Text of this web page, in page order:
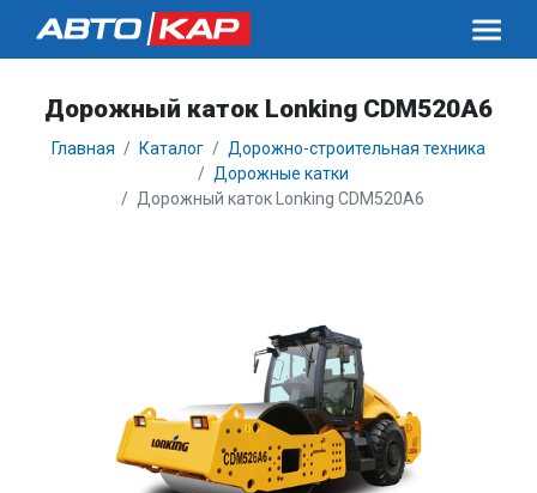
Дорожный каток Lonking CDM520A6
Главная Каталог
Дорожно-строительная техника
Дорожные катки
Дорожный каток Lonking CDM520A6